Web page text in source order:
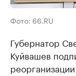
Фото: 66.RU
Губернатор
Куйвашев